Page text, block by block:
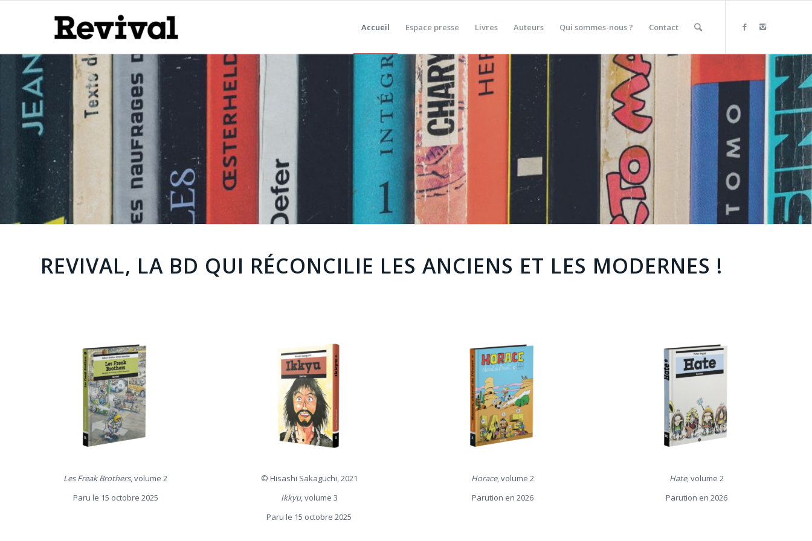
Accueil Espace presse Livres Auteurs Qui sommes-nous ? Contact
REVIVAL, LA BD QUI RÉCONCILIE LES ANCIENS ET LES MODERNES !
Les Freak Brothers, volume 2
Paru le 15 octobre 2025
© Hisashi Sakaguchi, 2021
Ikkyu, volume 3
Paru le 15 octobre 2025
Horace, volume 2
Parution en 2026
Hate, volume 2
Parution en 2026